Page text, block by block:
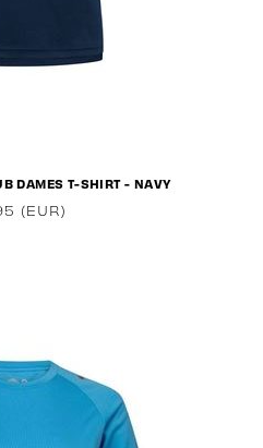
DAMES T-SHIRT - NAVY
(EUR)